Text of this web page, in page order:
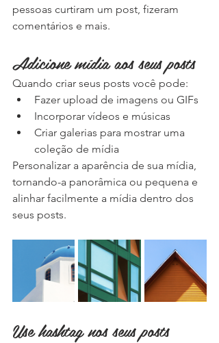
pessoas curtiram um post, fizeram
comentários e mais.
Adicione mídia aos seus posts
Quando criar seus posts você pode:
Fazer upload de imagens ou GIFs
Incorporar vídeos e músicas
Criar galerias para mostrar uma
coleção de mídia
Personalizar a aparência de sua mídia,
tornando-a panorâmica ou pequena e
alinhar facilmente a mídia dentro dos
seus posts.
Use hashtag nos seus posts